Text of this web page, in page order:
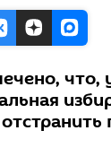
что,